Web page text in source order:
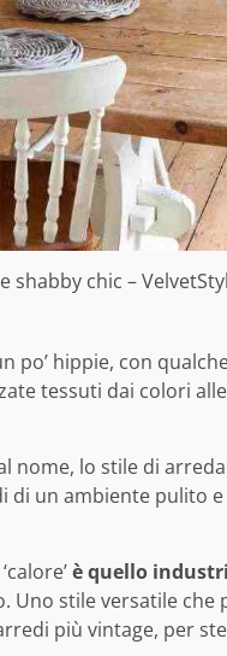
shabby chic –
po’ hippie, con
tessuti dai colori
nome, lo stile di
di un ambiente pulito e
è quello
stile versatile che
più vintage, per